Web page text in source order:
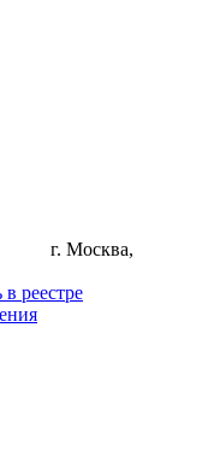
г. Москва,
реестре